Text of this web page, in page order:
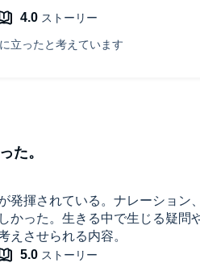
発揮されている。ナレーション
かった。生きる中で生じる疑問
えさせられる内容。
た。